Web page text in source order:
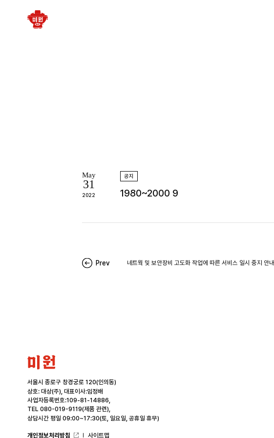
미
원
May
31
2022
공지
1980~2000 9
Prev 네트웍 및 보안장비 고도화 작업에 따른 서비스 일시 중지 안내
미
서울시 종로구 창경궁로 120(인의동)
상호: 대상(주), 대표이사:임정배
사업자등록번호:109-81-14886,
TEL 080-019-9119(제품 관련),
상담시간 평일 09:00~17:30(토, 일요일, 공휴일 휴무)
개인정보처리방침 사이트맵